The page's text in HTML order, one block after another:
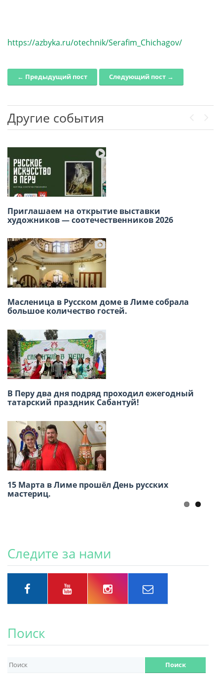
https://azbyka.ru/otechnik/Serafim_Chichagov/
Post navigation
← Предыдущий пост Следующий пост →
Другие события
Победа в сердце, единство в строю: как в
Лиме отметили 9 мая
В Лиме отметили 140-летие татарского поэта
Габдуллы Тукая
Знатоки Перу встретились за игровым
столом в честь 12 апреля
«Русское искусство в Перу: взгляд
соотечественников»
Приглашаем на открытие выставки
художников — соотечественников 2026
Масленица в Русском доме в Лиме собрала
большое количество гостей.
В Перу два дня подряд проходил ежегодный
татарский праздник Сабантуй!
15 Марта в Лиме прошёл День русских
мастериц.
Следите за нами
Поиск